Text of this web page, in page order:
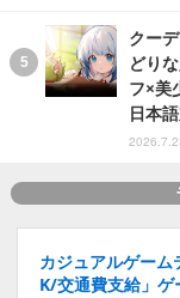
クー
どり
フ×美
日本
カジュアルゲー
K/交通費支給」